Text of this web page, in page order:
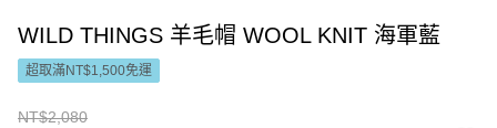
WILD THINGS 羊毛帽 WOOL KNIT 海軍藍
超取滿NT$1,500免運
NT$2,080